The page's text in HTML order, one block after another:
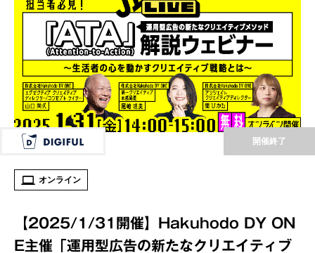
開催終了
オンライン
【2025/1/31開催】Hakuhodo DY ON
E主催「運用型広告の新たなクリエイティブ